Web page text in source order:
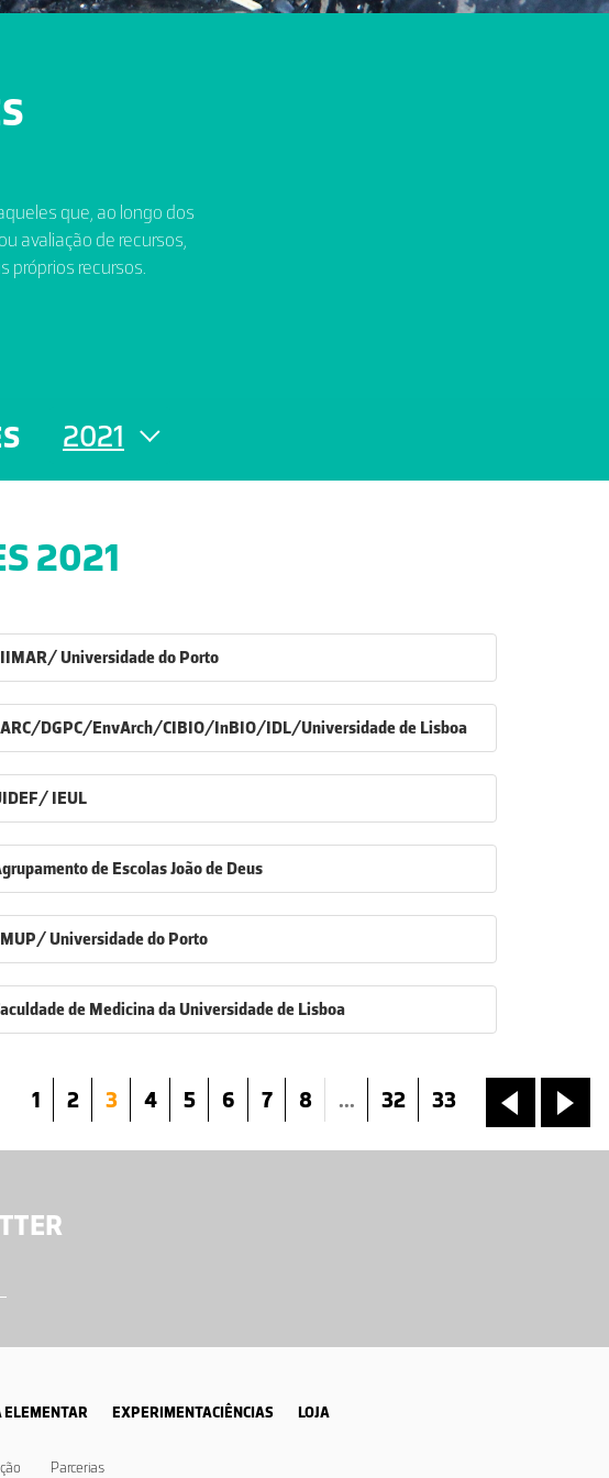
que, ao longo dos
avaliação de recursos,
próprios recursos.
2021
2021
Universidade do Porto
DGPC/EnvArch/CIBIO/InBIO/IDL/Universidade de Lisboa
IEUL
de Escolas João de Deus
Universidade do Porto
de Medicina da Universidade de Lisboa
«
1 2 3 4 5 6 7 8 ... 32 33 »
ELEMENTAR EXPERIMENTACIÊNCIAS LOJA
Parcerias